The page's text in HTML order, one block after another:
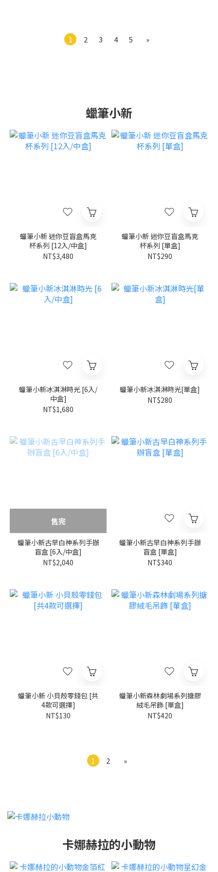
1 2 3 4 5 »
蠟筆小新
蠟筆小新 迷你豆盲盒馬克
杯系列 [12入/中盒]
NT$3,480
蠟筆小新 迷你豆盲盒馬克
杯系列 [單盒]
NT$290
蠟筆小新冰淇淋時光 [6入/
中盒]
NT$1,680
蠟筆小新冰淇淋時光[單盒]
NT$280
售完
蠟筆小新古早白神系列手辦
盲盒 [6入/中盒]
NT$2,040
蠟筆小新古早白神系列手辦
盲盒 [單盒]
NT$340
蠟筆小新 小貝殼零錢包 [共
4款可選擇]
NT$130
蠟筆小新森林劇場系列搪膠
絨毛吊飾 [單盒]
NT$420
1 2 »
卡娜赫拉的小動物